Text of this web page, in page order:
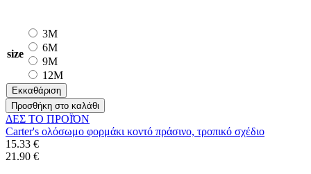
size
3M
6M
9M
12M
Εκκαθάριση
Προσθήκη στο καλάθι
ΔΕΣ ΤO ΠΡΟΪΌΝ
Carter's ολόσωμο φορμάκι κοντό πράσινο, τροπικό σχέδιο
15.33 €
21.90 €